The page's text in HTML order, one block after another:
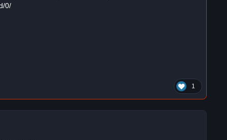
0/
1